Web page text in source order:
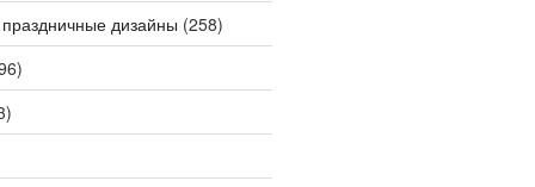
дизайны (258)